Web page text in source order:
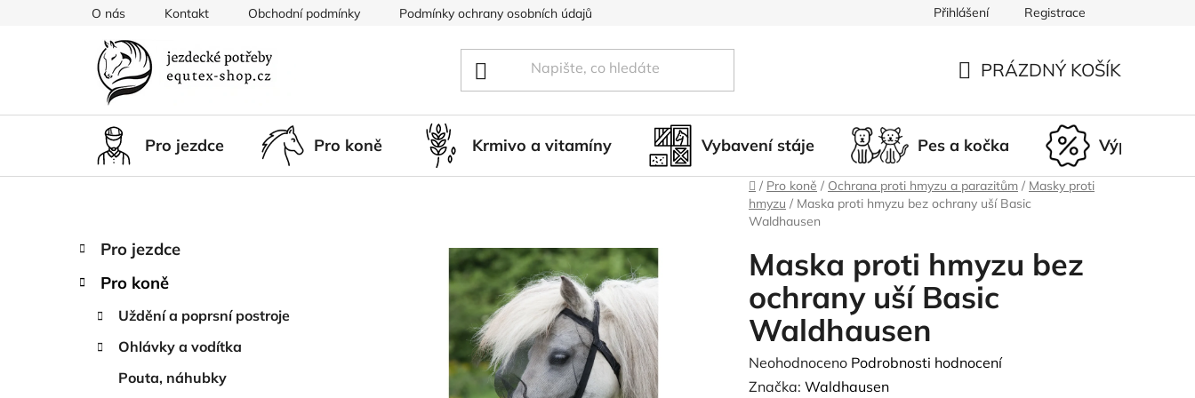
O nás Kontakt Obchodní podmínky Podmínky ochrany osobních údajů Doprava a platba Nepřevzetí zásilky
Přihlášení Registrace
KOŠÍK
PRÁZDNÝ KOŠÍK
Pro jezdce Pro koně Krmivo a vitamíny Vybavení stáje Pes a kočka Výprodej
Domů
/ Pro koně / Ochrana proti hmyzu a parazitům / Masky proti
hmyzu / Maska proti hmyzu bez ochrany uší Basic
Waldhausen
P
s
Přeskočit
kategorie
K
a
Pro jezdce
Pro koně
Uždění a poprsní postroje
Ohlávky a vodítka
Pouta, náhubky
Maska proti hmyzu bez
ochrany uší Basic
Waldhausen
Průměrné
hodnocení
Neohodnoceno Podrobnosti hodnocení
Značka: Waldhausen